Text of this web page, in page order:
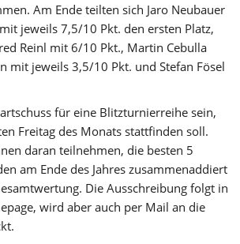
Am Ende teilten sich Jaro Neubauer
jeweils 7,5/10 Pkt. den ersten Platz,
Reinl mit 6/10 Pkt., Martin Cebulla
mit jeweils 3,5/10 Pkt. und Stefan Fösel
für eine Blitzturnierreihe sein,
Freitag des Monats stattfinden soll.
daran teilnehmen, die besten 5
am Ende des Jahres zusammenaddiert
Die Ausschreibung folgt in
wird aber auch per Mail an die